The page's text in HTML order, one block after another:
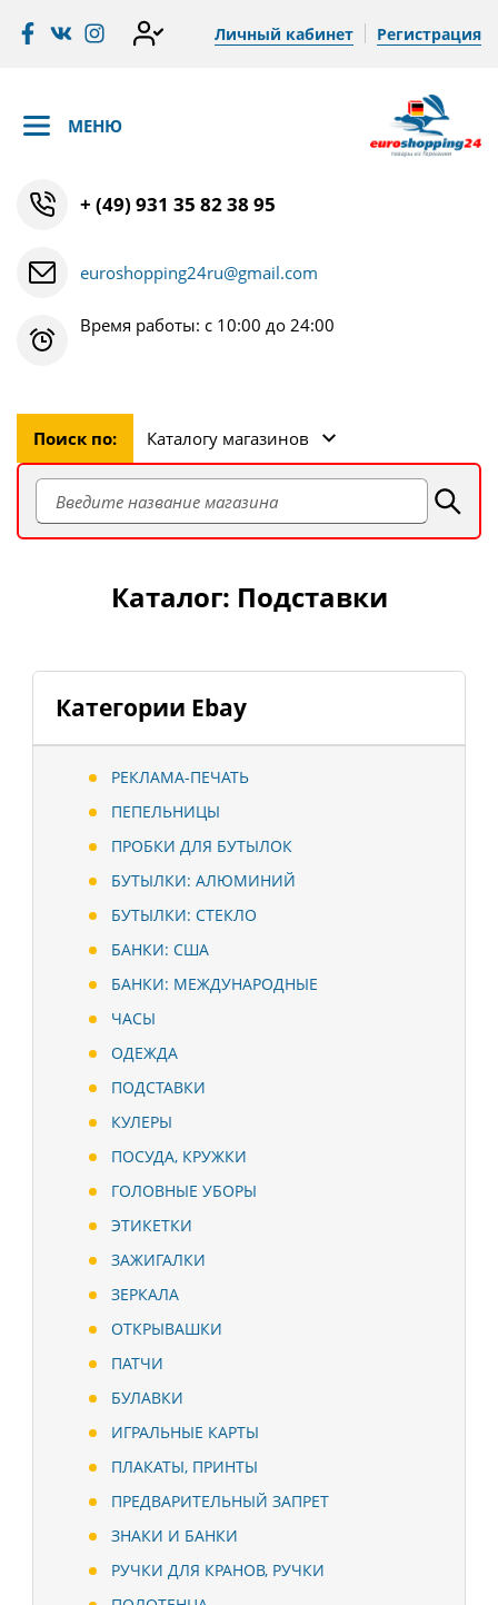
Личный кабинет Регистрация
МЕНЮ
+ (49) 931 35 82 38 95
euroshopping24ru@gmail.com
Время работы: с 10:00 до 24:00
Поиск по: Каталогу магазинов
Категории Ebay
РЕКЛАМА-ПЕЧАТЬ
ПЕПЕЛЬНИЦЫ
ПРОБКИ ДЛЯ БУТЫЛОК
БУТЫЛКИ: АЛЮМИНИЙ
БУТЫЛКИ: СТЕКЛО
БАНКИ: США
БАНКИ: МЕЖДУНАРОДНЫЕ
ЧАСЫ
ОДЕЖДА
ПОДСТАВКИ
КУЛЕРЫ
ПОСУДА, КРУЖКИ
ГОЛОВНЫЕ УБОРЫ
ЭТИКЕТКИ
ЗАЖИГАЛКИ
ЗЕРКАЛА
ОТКРЫВАШКИ
ПАТЧИ
БУЛАВКИ
ИГРАЛЬНЫЕ КАРТЫ
ПЛАКАТЫ, ПРИНТЫ
ПРЕДВАРИТЕЛЬНЫЙ ЗАПРЕТ
ЗНАКИ И БАНКИ
РУЧКИ ДЛЯ КРАНОВ, РУЧКИ
Каталог: Подставки